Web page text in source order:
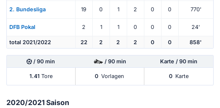
2. Bundesliga 19 0 1 2 0 0 770'
DFB Pokal 2 1 1 0 0 0 24'
total 2021/2022 22 2 2 2 0 0 858'
/ 90 min / 90 min Karte / 90 min
1.41 Tore 0 Vorlagen 0 Karte
2020/2021 Saison